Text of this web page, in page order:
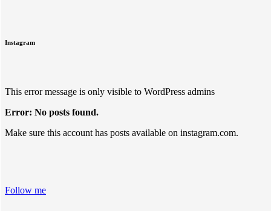
Instagram
This error message is only visible to WordPress admins
Error: No posts found.
Make sure this account has posts available on instagram.com.
Follow me